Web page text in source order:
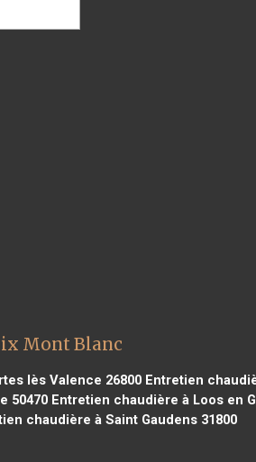
Mont Blanc
lès Valence 26800Entretien
50470 Entretien chaudière à Loos en
chaudière à Saint Gaudens 31800